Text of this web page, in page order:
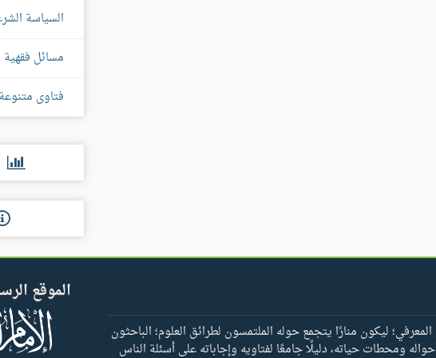
السياسة
مسائل فقهية
فتاوى متنوعة
ليكون منارًا يتجمع حوله الملتمسون لطرائق العلوم؛ الباحثون
ومحطات حياته، دليلًا جامعًا لفتاويه وإجاباته على أسئلة الناس
الموقع